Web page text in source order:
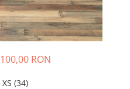
100,00 RON
XS (34)